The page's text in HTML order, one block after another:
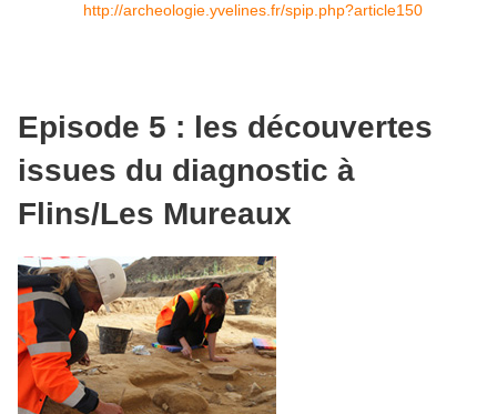
http://archeologie.yvelines.fr/spip.php?article150
Episode 5 : les découvertes
issues du diagnostic à
Flins/Les Mureaux